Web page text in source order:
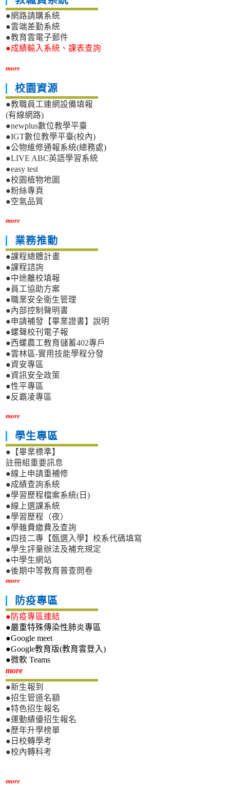
●網路請購系統
●雲端差勤系統
●教育雲電子郵件
●成績輸入系統、課表查詢
more
校園資源
●教職員工連網設備填報
(有線網路)
●newplus數位教學平臺
●IGT數位教學平臺(校內)
●公物維修通報系統(總務處)
●LIVE ABC英語學習系統
●easy test
●校園植物地圖
●粉絲專頁
●空氣品質
more
業務推動
●課程總體計畫
●課程諮詢
●中途離校填報
●員工協助方案
●職業安全衛生管理
●內部控制聲明書
●申請補發【畢業證書】說明
●螺聲校刊電子報
●西螺農工教育儲蓄402專戶
●雲林區-實用技能學程分發
●資安專區
●資訊安全政策
●性平專區
●反霸凌專區
more
學生專區
●【畢業標準】
註冊組重要訊息
●線上申請重補修
●成績查詢系統
●學習歷程檔案系統(日)
●線上選課系統
●學習歷程（夜）
●學雜費繳費及查詢
●四技二專【甄選入學】校系代碼填寫
●學生評量辦法及補充規定
●中學生網站
●後期中等教育普查問卷
more
防疫專區
●防疫專區連結
●嚴重特殊傳染性肺炎專區
●Google meet
●Google教育版(教育雲登入)
●微軟 Teams
more新生專區
●新生報到
●招生管道名額
●特色招生報名
●運動績優招生報名
●歷年升學榜單
●日校轉學考
●校內轉科考
more